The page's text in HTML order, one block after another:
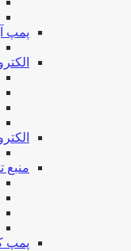
پمپ
منبع
پمپ